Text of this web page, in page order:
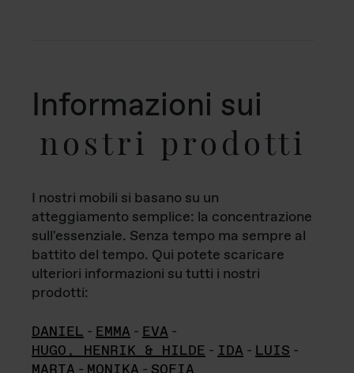
Informazioni sui
nostri prodotti
I nostri mobili si basano su un
atteggiamento semplice: la concentrazione
sull'essenziale. Senza tempo ma sempre al
battito del tempo. Qui potete scaricare
ulteriori informazioni su tutti i nostri
prodotti:
DANIEL - EMMA - EVA -
HUGO, HENRIK & HILDE - IDA - LUIS -
MARTA - MONIKA - SOFIA